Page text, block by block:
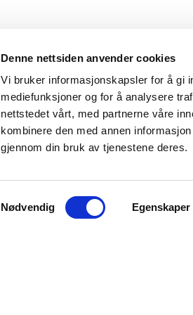
Denne nettsiden anvender cookies
Vi bruker informasjonskapsler for å gi
mediefunksjoner og for å analysere
nettstedet vårt, med partnerne våre
kombinere den med annen
gjennom din bruk av tjenestene deres.
Samtykkevalg
Nødvendig Egenskaper